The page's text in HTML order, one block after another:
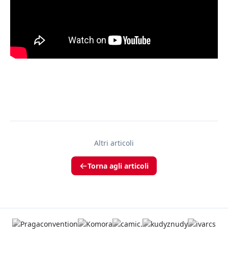
Altri articoli
Torna agli articoli